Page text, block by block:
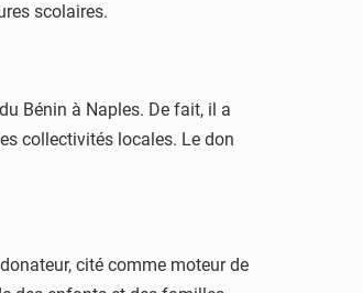
scolaires.
Bénin à Naples. De fait, il a
collectivités locales. Le don
cité comme moteur de